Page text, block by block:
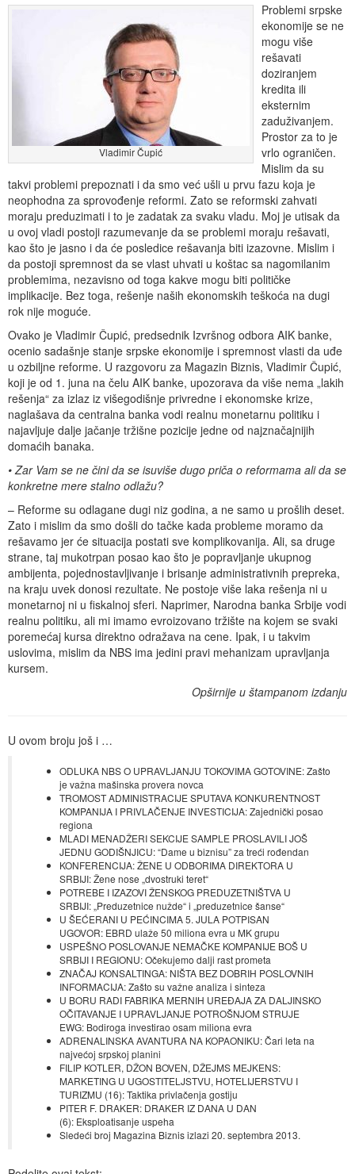
Vladimir Čupić
Problemi srpske
ekonomije se ne
mogu više
rešavati
doziranjem
kredita ili
eksternim
zaduživanjem.
Prostor za to je
vrlo ograničen.
Mislim da su
takvi problemi prepoznati i da smo već ušli u prvu fazu koja je
neophodna za sprovođenje reformi. Zato se reformski zahvati
moraju preduzimati i to je zadatak za svaku vladu. Moj je utisak da
u ovoj vladi postoji razumevanje da se problemi moraju rešavati,
kao što je jasno i da će posledice rešavanja biti izazovne. Mislim i
da postoji spremnost da se vlast uhvati u koštac sa nagomilanim
problemima, nezavisno od toga kakve mogu biti političke
implikacije. Bez toga, rešenje naših ekonomskih teškoća na dugi
rok nije moguće.
Ovako je Vladimir Čupić, predsednik Izvršnog odbora AIK banke,
ocenio sadašnje stanje srpske ekonomije i spremnost vlasti da uđe
u ozbiljne reforme. U razgovoru za Magazin Biznis, Vladimir Čupić,
koji je od 1. juna na čelu AIK banke, upozorava da više nema „lakih
rešenja“ za izlaz iz višegodišnje privredne i ekonomske krize,
naglašava da centralna banka vodi realnu monetarnu politiku i
najavljuje dalje jačanje tržišne pozicije jedne od najznačajnijih
domaćih banaka.
• Zar Vam se ne čini da se isuviše dugo priča o reformama ali da se
konkretne mere stalno odlažu?
– Reforme su odlagane dugi niz godina, a ne samo u prošlih deset.
Zato i mislim da smo došli do tačke kada probleme moramo da
rešavamo jer će situacija postati sve komplikovanija. Ali, sa druge
strane, taj mukotrpan posao kao što je popravljanje ukupnog
ambijenta, pojednostavljivanje i brisanje administrativnih prepreka,
na kraju uvek donosi rezultate. Ne postoje više laka rešenja ni u
monetarnoj ni u fiskalnoj sferi. Naprimer, Narodna banka Srbije vodi
realnu politiku, ali mi imamo evroizovano tržište na kojem se svaki
poremećaj kursa direktno odražava na cene. Ipak, i u takvim
uslovima, mislim da NBS ima jedini pravi mehanizam upravljanja
kursem.
Opširnije u štampanom izdanju
U ovom broju još i …
ODLUKA NBS O UPRAVLJANJU TOKOVIMA GOTOVINE: Zašto
je važna mašinska provera novca
TROMOST ADMINISTRACIJE SPUTAVA KONKURENTNOST
KOMPANIJA I PRIVLAČENJE INVESTICIJA: Zajednički posao
regiona
MLADI MENADŽERI SEKCIJE SAMPLE PROSLAVILI JOŠ
JEDNU GODIŠNJICU: “Dame u biznisu” za treći rođendan
KONFERENCIJA: ŽENE U ODBORIMA DIREKTORA U
SRBIJI: Žene nose „dvostruki teret“
POTREBE I IZAZOVI ŽENSKOG PREDUZETNIŠTVA U
SRBIJI: „Preduzetnice nužde“ i „preduzetnice šanse“
U ŠEĆERANI U PEĆINCIMA 5. JULA POTPISAN
UGOVOR: EBRD ulaže 50 miliona evra u MK grupu
USPEŠNO POSLOVANJE NEMAČKE KOMPANIJE BOŠ U
SRBIJI I REGIONU: Očekujemo dalji rast prometa
ZNAČAJ KONSALTINGA: NIŠTA BEZ DOBRIH POSLOVNIH
INFORMACIJA: Zašto su važne analiza i sinteza
U BORU RADI FABRIKA MERNIH UREĐAJA ZA DALJINSKO
OČITAVANJE I UPRAVLJANJE POTROŠNJOM STRUJE
EWG: Bodiroga investirao osam miliona evra
ADRENALINSKA AVANTURA NA KOPAONIKU: Čari leta na
najvećoj srpskoj planini
FILIP KOTLER, DŽON BOVEN, DŽEJMS MEJKENS:
MARKETING U UGOSTITELJSTVU, HOTELIJERSTVU I
TURIZMU (16): Taktika privlačenja gostiju
PITER F. DRAKER: DRAKER IZ DANA U DAN
(6): Eksploatisanje uspeha
Sledeći broj Magazina Biznis izlazi 20. septembra 2013.